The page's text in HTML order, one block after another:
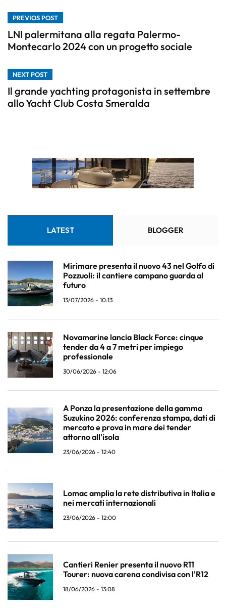
PREVIOS POST
LNI palermitana alla regata Palermo-
Montecarlo 2024 con un progetto sociale
NEXT POST
Il grande yachting protagonista in settembre
allo Yacht Club Costa Smeralda
LATEST BLOGGER
Mirimare presenta il nuovo 43 nel Golfo di
Pozzuoli: il cantiere campano guarda al
futuro
13/07/2026 - 10:13
Novamarine lancia Black Force: cinque
tender da 4 a 7 metri per impiego
professionale
30/06/2026 - 12:06
A Ponza la presentazione della gamma
Suzukino 2026: conferenza stampa, dati di
mercato e prova in mare dei tender
attorno all'isola
23/06/2026 - 12:40
Lomac amplia la rete distributiva in Italia e
nei mercati internazionali
23/06/2026 - 12:00
Cantieri Renier presenta il nuovo R11
Tourer: nuova carena condivisa con l'R12
18/06/2026 - 13:08